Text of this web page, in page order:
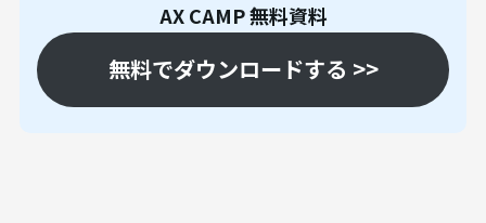
AX CAMP 無料資料
無料でダウンロードする >>